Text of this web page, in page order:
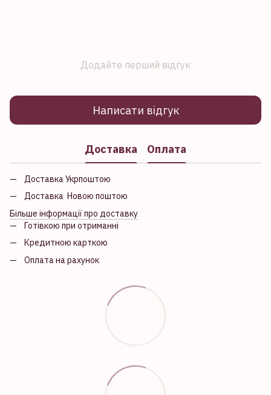
Додайте перший відгук
Написати відгук
Доставка Оплата
Доставка Укрпоштою
Доставка Новою поштою
Більше інформації про доставку
Готівкою при отриманні
Кредитною карткою
Оплата на рахунок